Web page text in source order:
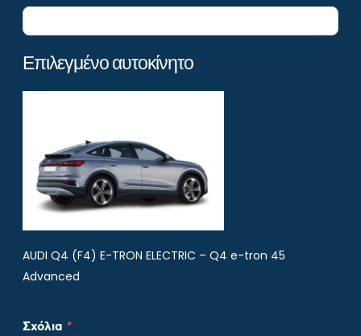
Επιλεγμένο αυτοκίνητο
AUDI Q4 (F4) E-TRON ELECTRIC – Q4 e-tron 45
Advanced
Σχόλια *